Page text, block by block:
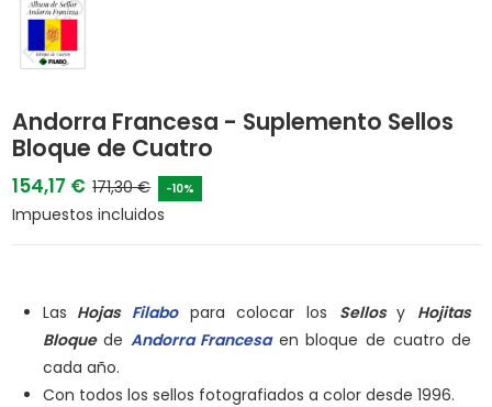
Andorra Francesa - Suplemento Sellos
Bloque de Cuatro
154,17 € 171,30 € -10%
Impuestos incluidos
Las Hojas Filabo para colocar los Sellos y Hojitas
Bloquede Andorra Francesaen bloque de cuatro de
cada año.
Con todos los sellos fotografiados a color desde 1996.